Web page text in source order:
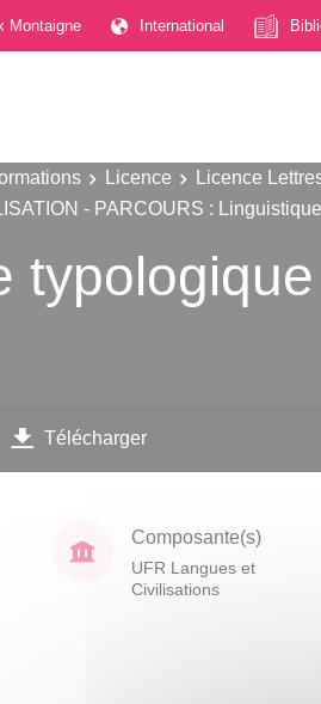
Montaigne International
Licence Licence
- PARCOURS :
Télécharger
Composante(s)
UFR Langues et
Civilisations